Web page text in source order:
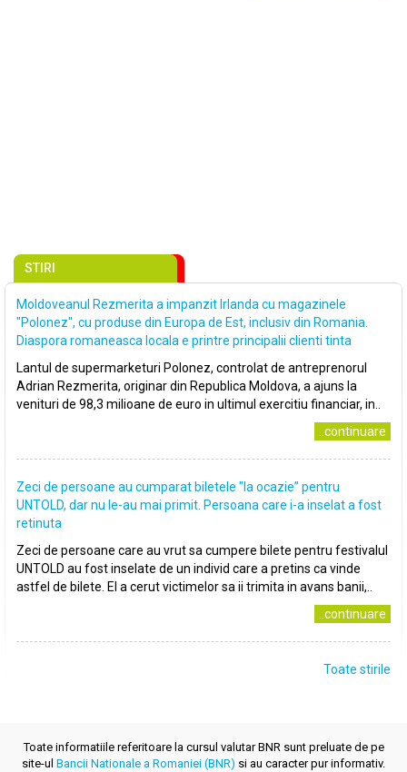
STIRI
Moldoveanul Rezmerita a impanzit Irlanda cu magazinele
"Polonez", cu produse din Europa de Est, inclusiv din Romania.
Diaspora romaneasca locala e printre principalii clienti tinta
Lantul de supermarketuri Polonez, controlat de antreprenorul
Adrian Rezmerita, originar din Republica Moldova, a ajuns la
venituri de 98,3 milioane de euro in ultimul exercitiu financiar, in..
..continuare
Zeci de persoane au cumparat biletele "la ocazie” pentru
UNTOLD, dar nu le-au mai primit. Persoana care i-a inselat a fost
retinuta
Zeci de persoane care au vrut sa cumpere bilete pentru festivalul
UNTOLD au fost inselate de un individ care a pretins ca vinde
astfel de bilete. El a cerut victimelor sa ii trimita in avans banii,..
..continuare
Toate stirile
Toate informatiile referitoare la cursul valutar BNR sunt preluate de pe
site-ul Bancii Nationale a Romaniei (BNR) si au caracter pur informativ.